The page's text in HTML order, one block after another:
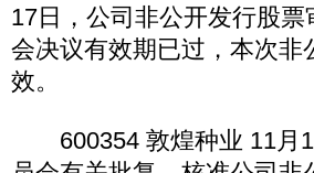
17日，公司非公开发行股
会决议有效期已过，本次
效。
600354 敦煌种业 11月